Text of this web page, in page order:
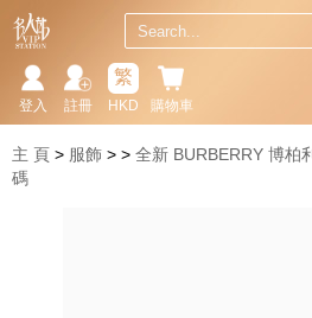
購物車
繁
HKD
註冊
登入
主 頁 服飾
全新 BURBERRY 博柏
碼